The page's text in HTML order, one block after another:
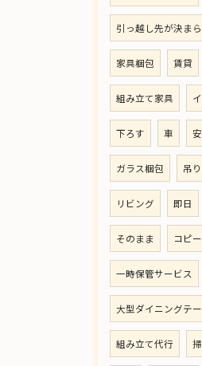
引っ越し先が決ま
家具梱包 賃貸
組み立て家具
下ろす 車
ガラス梱包 吊
リビング 即日
そのまま コピ
一時保管サービス
大型ダイニングテ
組み立て代行